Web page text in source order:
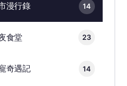
漫行錄 14
食堂 23
奇遇記 14